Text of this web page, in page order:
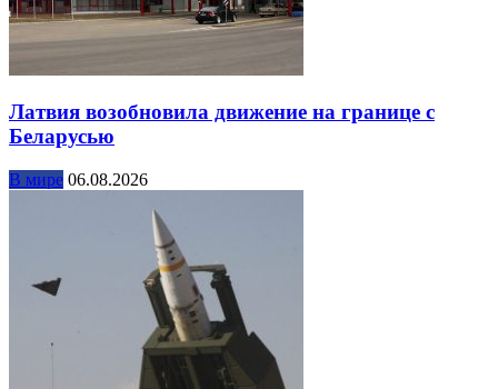
Латвия возобновила движение на границе с
Беларусью
В мире 06.08.2026